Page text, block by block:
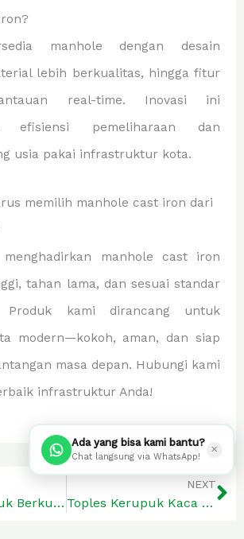
manhole dengan desain
lebih berkualitas, hingga fitur
real-time. Inovasi ini
efisiensi pemeliharaan dan
usia pakai infrastruktur kota.
memilih manhole cast iron dari
menghadirkan manhole cast iron
tahan lama, dan sesuai standar
Produk kami dirancang untuk
modern—kokoh, aman, dan siap
masa depan. Hubungi kami
infrastruktur Anda!
Toples Kerupuk Berkualitas Kerenyahan Camilan di Rumah Anda
NEXT
Toples Kerupuk Kaca Pilihan Tepat untuk Simpanan Camilan
Ada yang bisa kami bantu?
Chat langsung via WhatsApp!
✕